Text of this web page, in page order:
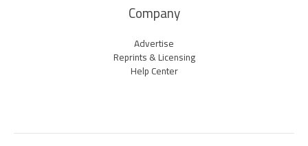
Company
Advertise
Reprints & Licensing
Help Center